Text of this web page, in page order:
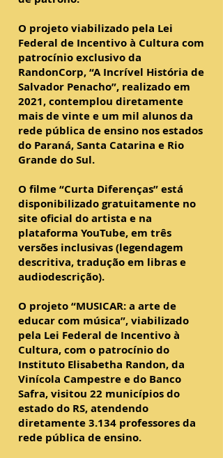
O projeto viabilizado pela Lei
Federal de Incentivo à Cultura com
patrocínio exclusivo da
RandonCorp, “A Incrível História de
Salvador Penacho”, realizado em
2021, contemplou diretamente
mais de vinte e um mil alunos da
rede pública de ensino nos estados
do Paraná, Santa Catarina e Rio
Grande do Sul.
O filme “Curta Diferenças” está
disponibilizado gratuitamente no
site oficial do artista e na
plataforma YouTube, em três
versões inclusivas (legendagem
descritiva, tradução em libras e
audiodescrição).
O projeto “MUSICAR: a arte de
educar com música”, viabilizado
pela Lei Federal de Incentivo à
Cultura, com o patrocínio do
Instituto Elisabetha Randon, da
Vinícola Campestre e do Banco
Safra, visitou 22 municípios do
estado do RS, atendendo
diretamente 3.134 professores da
rede pública de ensino.